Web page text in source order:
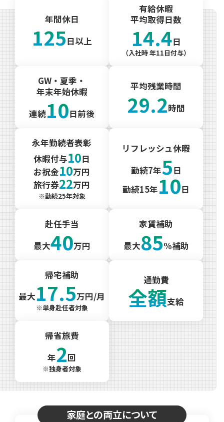
年間休日
125日以上
有給休暇
平均取得日数
14.4日
（入社時 年11日付与）
GW・夏季・
年末年始休暇
連続10日前後
平均残業時間
29.2時間
永年勤続者表彰
休暇付与10日
お祝金10万円
旅行券22万円
※勤続25年対象
リフレッシュ休暇
勤続7年5日
勤続15年10日
赴任手当
最大40万円
家賃補助
最大85%補助
帰宅補助
最大17.5万円/月
※単身赴任者対象
通勤費
全額支給
帰省旅費
年2回
※独身者対象
家庭との両立について